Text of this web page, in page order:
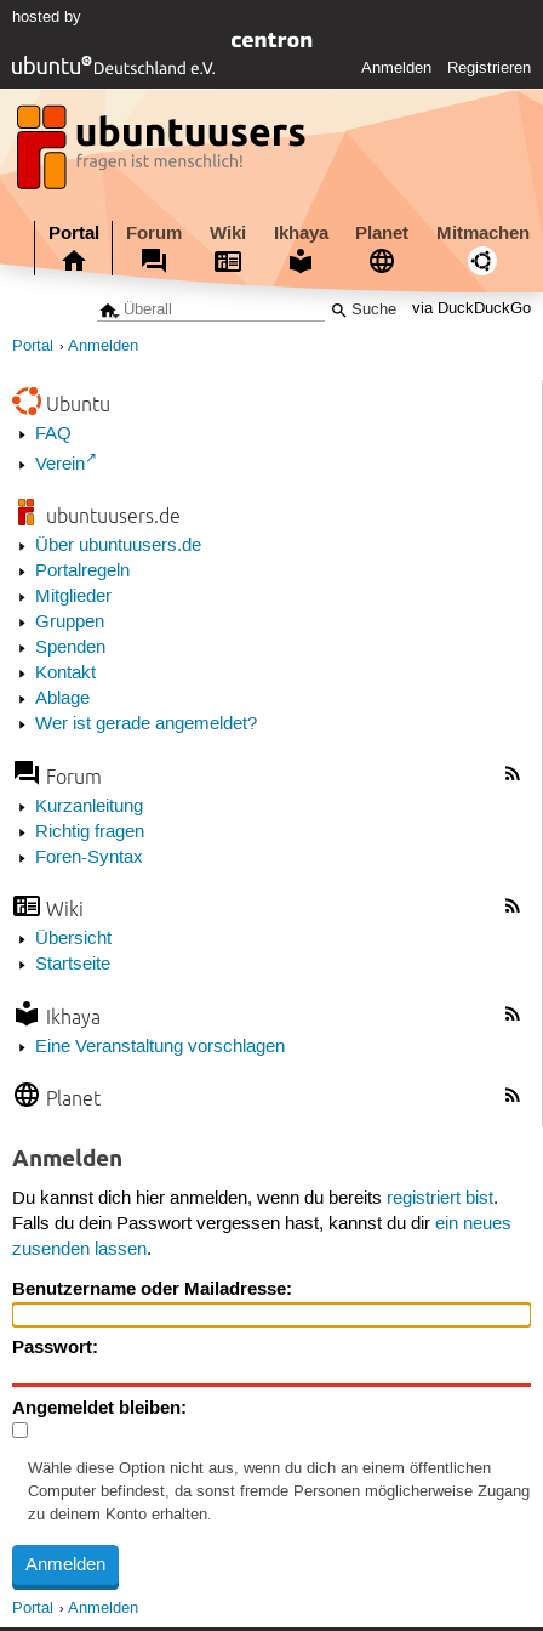
hosted by
Anmelden Registrieren
Portal Forum Wiki Ikhaya Planet Mitmachen
via DuckDuckGo
Portal Anmelden
Ubuntu
FAQ
Verein
ubuntuusers.de
Über ubuntuusers.de
Portalregeln
Mitglieder
Gruppen
Spenden
Kontakt
Ablage
Wer ist gerade angemeldet?
Forum
Kurzanleitung
Richtig fragen
Foren-Syntax
Wiki
Übersicht
Startseite
Ikhaya
Eine Veranstaltung vorschlagen
Planet
Anmelden
Du kannst dich hier anmelden, wenn du bereits registriert bist.
Falls du dein Passwort vergessen hast, kannst du dir ein neues
zusenden lassen.
Benutzername oder Mailadresse:
Passwort:
Angemeldet bleiben:
Wähle diese Option nicht aus, wenn du dich an einem öffentlichen
Computer befindest, da sonst fremde Personen möglicherweise Zugang
zu deinem Konto erhalten.
Portal Anmelden